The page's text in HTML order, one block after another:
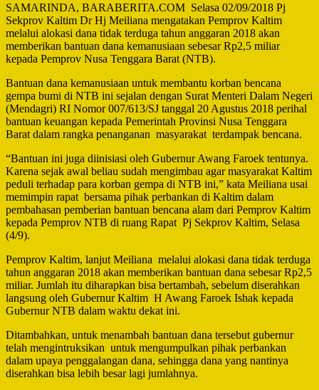
SAMARINDA, BARABERITA.COM Selasa 02/09/2018 Pj
Sekprov Kaltim Dr Hj Meiliana mengatakan Pemprov Kaltim
melalui alokasi dana tidak terduga tahun anggaran 2018 akan
memberikan bantuan dana kemanusiaan sebesar Rp2,5 miliar
kepada Pemprov Nusa Tenggara Barat (NTB).
Bantuan dana kemanusiaan untuk membantu korban bencana
gempa bumi di NTB ini sejalan dengan Surat Menteri Dalam Negeri
(Mendagri) RI Nomor 007/613/SJ tanggal 20 Agustus 2018 perihal
bantuan keuangan kepada Pemerintah Provinsi Nusa Tenggara
Barat dalam rangka penanganan masyarakat terdampak bencana.
“Bantuan ini juga diinisiasi oleh Gubernur Awang Faroek tentunya.
Karena sejak awal beliau sudah mengimbau agar masyarakat Kaltim
peduli terhadap para korban gempa di NTB ini,” kata Meiliana usai
memimpin rapat bersama pihak perbankan di Kaltim dalam
pembahasan pemberian bantuan bencana alam dari Pemprov Kaltim
kepada Pemprov NTB di ruang Rapat Pj Sekprov Kaltim, Selasa
(4/9).
Pemprov Kaltim, lanjut Meiliana melalui alokasi dana tidak terduga
tahun anggaran 2018 akan memberikan bantuan dana sebesar Rp2,5
miliar. Jumlah itu diharapkan bisa bertambah, sebelum diserahkan
langsung oleh Gubernur Kaltim H Awang Faroek Ishak kepada
Gubernur NTB dalam waktu dekat ini.
Ditambahkan, untuk menambah bantuan dana tersebut gubernur
telah mengintruksikan untuk mengumpulkan pihak perbankan
dalam upaya penggalangan dana, sehingga dana yang nantinya
diserahkan bisa lebih besar lagi jumlahnya.